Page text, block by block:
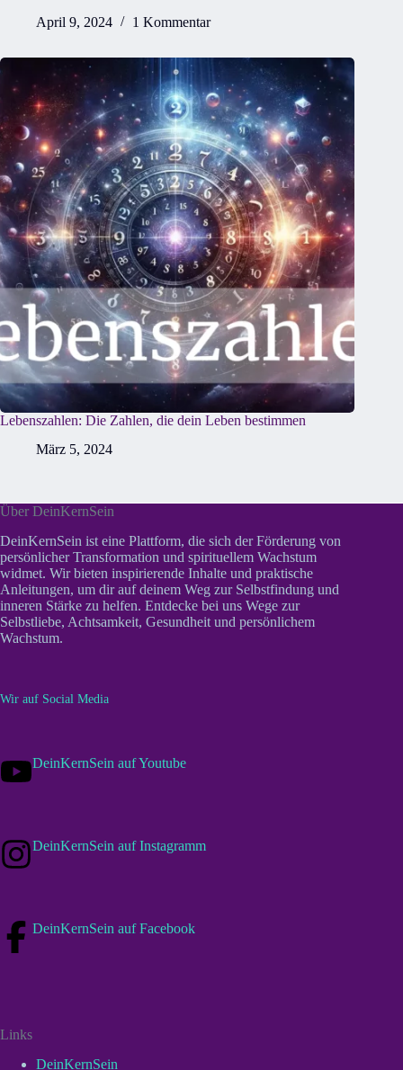
April 9, 2024
1 Kommentar
Lebenszahlen: Die Zahlen, die dein Leben bestimmen
März 5, 2024
Über DeinKernSein
DeinKernSein ist eine Plattform, die sich der Förderung von
persönlicher Transformation und spirituellem Wachstum
widmet. Wir bieten inspirierende Inhalte und praktische
Anleitungen, um dir auf deinem Weg zur Selbstfindung und
inneren Stärke zu helfen. Entdecke bei uns Wege zur
Selbstliebe, Achtsamkeit, Gesundheit und persönlichem
Wachstum.
Wir auf Social Media
DeinKernSein auf Youtube
DeinKernSein auf Instagramm
DeinKernSein auf Facebook
Links
DeinKernSein